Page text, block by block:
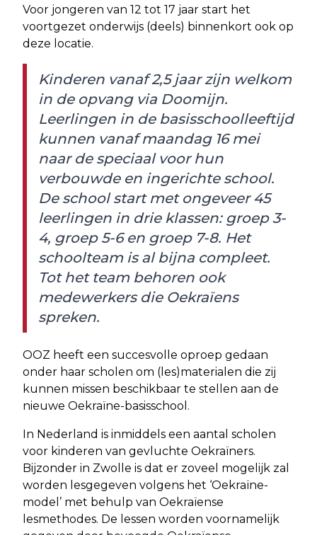
Voor jongeren van 12 tot 17 jaar start het
voortgezet onderwijs (deels) binnenkort ook op
deze locatie.
Kinderen vanaf 2,5 jaar zijn welkom
in de opvang via Doomijn.
Leerlingen in de basisschoolleeftijd
kunnen vanaf maandag 16 mei
naar de speciaal voor hun
verbouwde en ingerichte school.
De school start met ongeveer 45
leerlingen in drie klassen: groep 3-
4, groep 5-6 en groep 7-8. Het
schoolteam is al bijna compleet.
Tot het team behoren ook
medewerkers die Oekraïens
spreken.
OOZ heeft een succesvolle oproep gedaan
onder haar scholen om (les)materialen die zij
kunnen missen beschikbaar te stellen aan de
nieuwe Oekraïne-basisschool.
In Nederland is inmiddels een aantal scholen
voor kinderen van gevluchte Oekraïners.
Bijzonder in Zwolle is dat er zoveel mogelijk zal
worden lesgegeven volgens het ‘Oekraïne-
model’ met behulp van Oekraïense
lesmethodes. De lessen worden voornamelijk